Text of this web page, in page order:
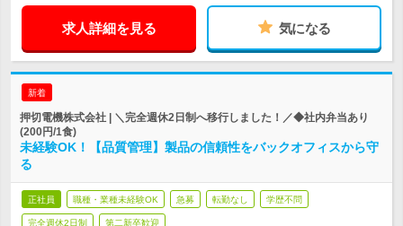
求人詳細を見る 気になる
新着
押切電機株式会社 | ＼完全週休2日制へ移行しました！／◆社内弁当あり
(200円/1食)
未経験OK！【品質管理】製品の信頼性をバックオフィスから守
る
正社員 職種・業種未経験OK 急募 転勤なし 学歴不問
完全週休2日制 第二新卒歓迎